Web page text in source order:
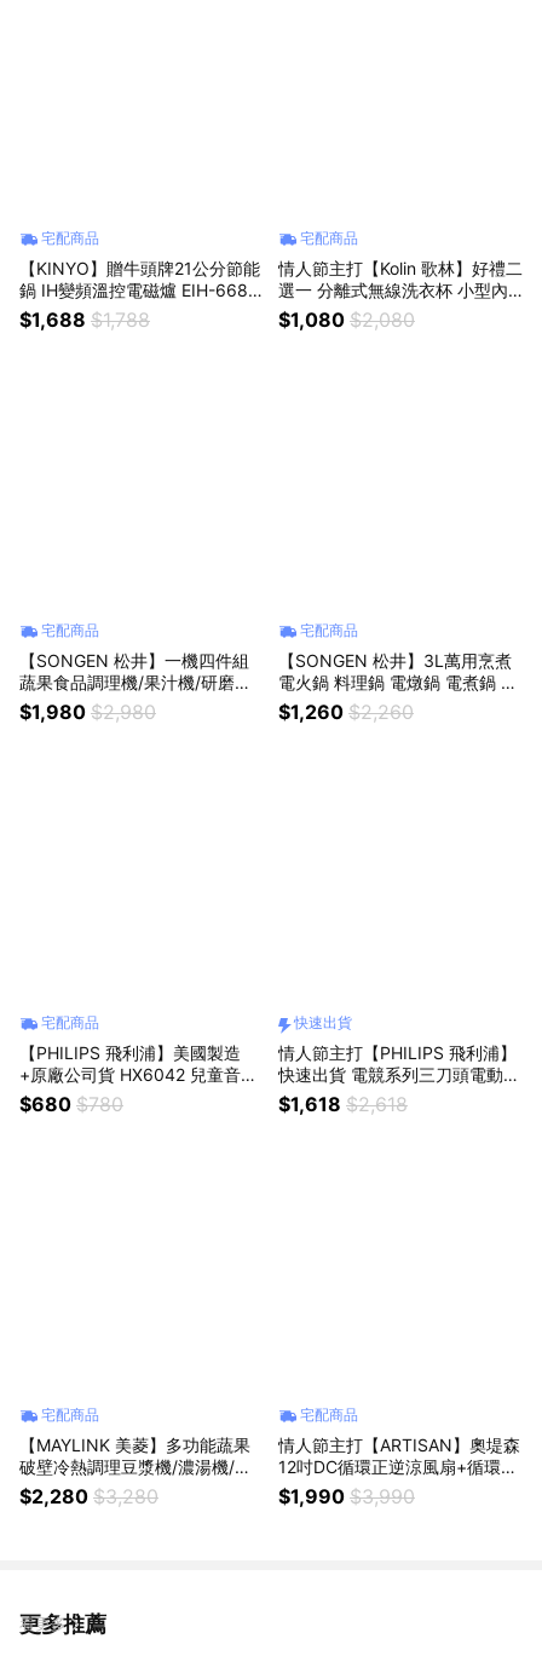
宅配商品
【KINYO】贈牛頭牌21公分節能
鍋 IH變頻溫控電磁爐 EIH-6680
IH爐 無鍋偵測 加熱爐 黑晶玻璃
安全鎖
$1,688 $1,788
宅配商品
情人節主打【Kolin 歌林】好禮二
選一 分離式無線洗衣杯 小型內
衣內褲洗物機 洗襪子機 隨身清
洗機 2L大容量 KBW-SD2653
$1,080 $2,080
宅配商品
【SONGEN 松井】一機四件組
蔬果食品調理機/果汁機/研磨機/
絞肉機/隨行杯 GS-354T
$1,980 $2,980
宅配商品
【SONGEN 松井】3L萬用烹煮
電火鍋 料理鍋 電燉鍋 電煮鍋 萬
用鍋 美食鍋 湯鍋 陶瓷鍋 SG-27
7HS
$1,260 $2,260
宅配商品
【PHILIPS 飛利浦】美國製造
+原廠公司貨 HX6042 兒童音波
牙刷標準刷頭兩入裝 適用HX631
1及HX6322 電動牙刷
$680 $780
快速出貨
情人節主打【PHILIPS 飛利浦】
快速出貨 電競系列三刀頭電動刮
鬍刀 電鬍刀 S1115
$1,618 $2,618
宅配商品
【MAYLINK 美菱】多功能蔬果
破壁冷熱調理豆漿機/濃湯機/輔
食機/蔬果機/快煮壼/米糊機 SG-
336JU
$2,280 $3,280
宅配商品
情人節主打【ARTISAN】奧堤森
12吋DC循環正逆涼風扇+循環扇
電風扇 特有逆風模式 LF1201
$1,990 $3,990
更多推薦
看更多